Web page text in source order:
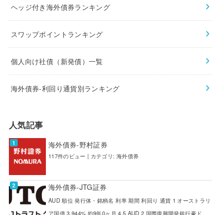
ヘッジ付き海外債券ランキング
スワップポイントランキング
個人向け社債（新発債）一覧
海外債券-利回り通貨別ランキング
人気記事
海外債券-野村証券
117件のビュー | カテゴリ: 海外債券
海外債券-JTG証券
AUD 順位 発行体・銘柄名 利率 期間 利回り 通貨 1 オーストラリ
ア国債 3.944% 約9年0ヶ月 4.5 AUD 2 国際復興開発銀行豪ド